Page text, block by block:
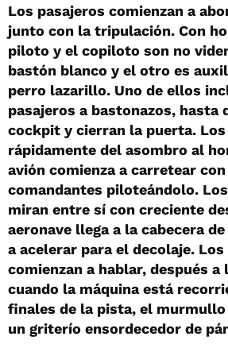
Los pasajeros comienzan a
junto con la tripulación. Con
piloto y el copiloto son no
bastón blanco y el otro es
perro lazarillo. Uno de ellos
pasajeros a bastonazos, hasta
cockpit y cierran la puerta. Los
rápidamente del asombro al
avión comienza a carretear
comandantes piloteándolo.
miran entre sí con creciente
aeronave llega a la cabecera
a acelerar para el decolaje. Los
comienzan a hablar, después a
cuando la máquina está
finales de la pista, el
un griterío ensordecedor de